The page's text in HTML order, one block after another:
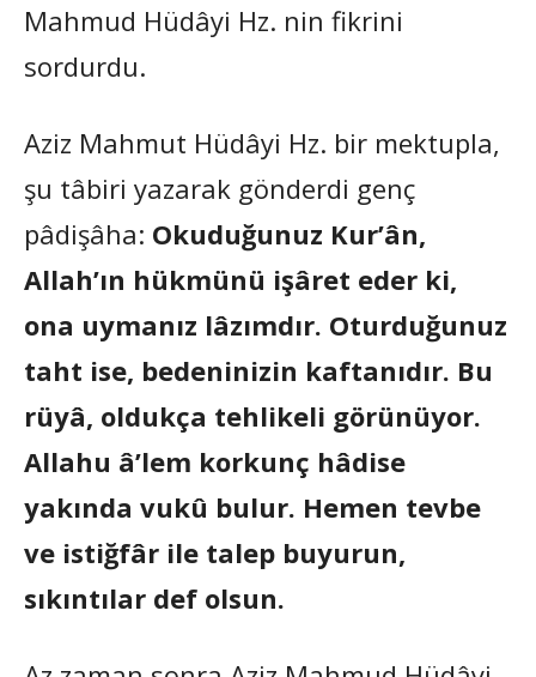
Mahmud Hüdâyi Hz. nin fikrini
sordurdu.
Aziz Mahmut Hüdâyi Hz. bir mektupla,
şu tâbiri yazarak gönderdi genç
pâdişâha: Okuduğunuz Kur’ân,
Allah’ın hükmünü işâret eder ki,
ona uymanız lâzımdır. Oturduğunuz
taht ise, bedeninizin kaftanıdır. Bu
rüyâ, oldukça tehlikeli görünüyor.
Allahu â’lem korkunç hâdise
yakında vukû bulur. Hemen tevbe
ve istiğfâr ile talep buyurun,
sıkıntılar def olsun.